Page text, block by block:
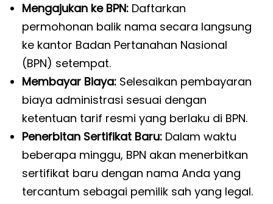
Mengajukan ke BPN: Daftarkan
permohonan balik nama secara langsung
ke kantor Badan Pertanahan Nasional
(BPN) setempat.
Membayar Biaya: Selesaikan pembayaran
biaya administrasi sesuai dengan
ketentuan tarif resmi yang berlaku di BPN.
Penerbitan Sertifikat Baru: Dalam waktu
beberapa minggu, BPN akan menerbitkan
sertifikat baru dengan nama Anda yang
tercantum sebagai pemilik sah yang legal.